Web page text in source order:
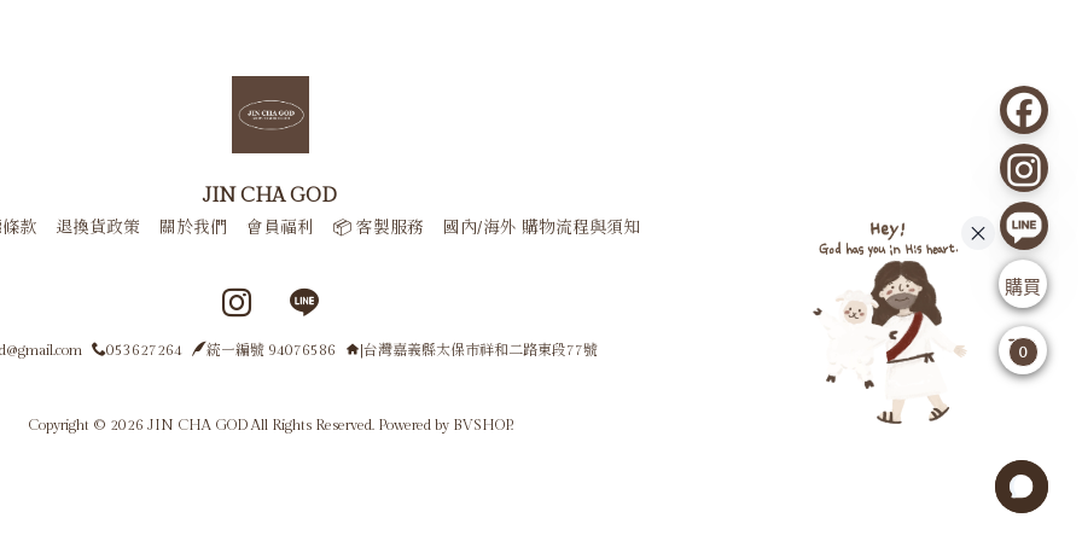
JIN CHA GOD
款 退換貨政策 關於我們 會員福利 📦 客製服務 國內/海外 購物流程與須知
Instagram pageLine page
053627264 統一編號 94076586 |台灣嘉義縣太保市祥和二路東段77號
Copyright © 2026 JIN CHA GOD All Rights Reserved. Powered by BVSHOP.
購買
0